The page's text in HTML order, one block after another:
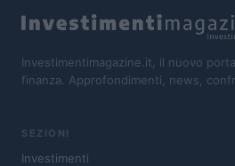
Investimentimagazine.it, il nuovo
finanza. Approfondimenti, news,
SEZIONI
Investimenti